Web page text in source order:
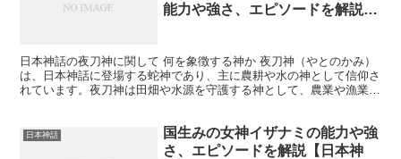
能力や強さ、エピソードを解説
日本神話の夜刀神に関して 何を象徴する神か 夜刀神（やとのかみ）
は、日本神話に登場する蛇神であり、主に農耕や水の神として信仰さ
れています。夜刀神は田畑や水源を守護する神として、農業や漁業に
日本神話
国生みの女神イザナミの能力や強
さ、エピソードを解説【日本神